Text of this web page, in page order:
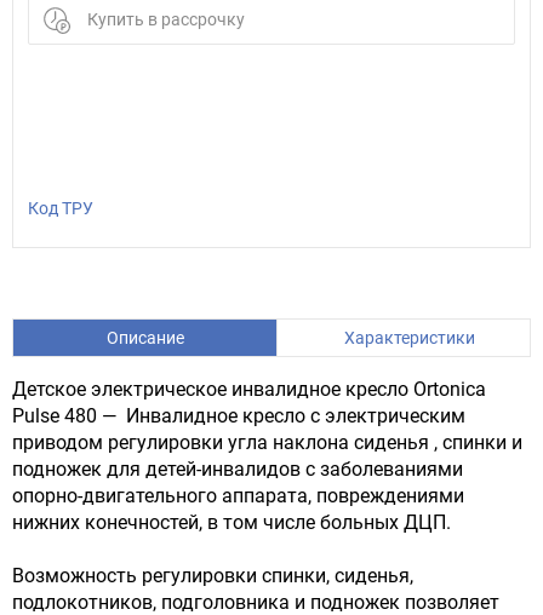
Купить в рассрочку
Код ТРУ
Описание Характеристики
Детское электрическое инвалидное кресло Ortonica
Pulse 480 — Инвалидное кресло с электрическим
приводом регулировки угла наклона сиденья , спинки и
подножек для детей-инвалидов с заболеваниями
опорно-двигательного аппарата, повреждениями
нижних конечностей, в том числе больных ДЦП.
Возможность регулировки спинки, сиденья,
подлокотников, подголовника и подножек позволяет